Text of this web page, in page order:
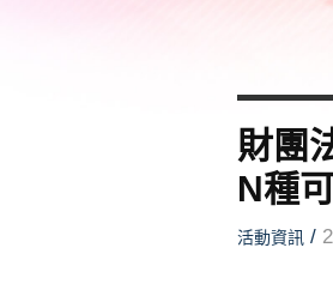
財團
N種
活動資訊 /